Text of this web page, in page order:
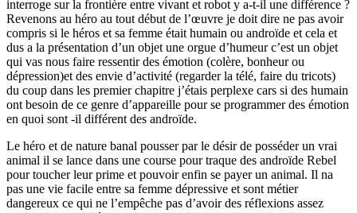
interroge sur la frontière entre vivant et robot y a-t-il une différence ?
Revenons au héro au tout début de l’œuvre je doit dire ne pas avoir
compris si le héros et sa femme était humain ou androïde et cela et
dus a la présentation d’un objet une orgue d’humeur c’est un objet
qui vas nous faire ressentir des émotion (colère, bonheur ou
dépression)et des envie d’activité (regarder la télé, faire du tricots)
du coup dans les premier chapitre j’étais perplexe cars si des humain
ont besoin de ce genre d’appareille pour se programmer des émotion
en quoi sont -il différent des androïde.
Le héro et de nature banal pousser par le désir de posséder un vrai
animal il se lance dans une course pour traque des androïde Rebel
pour toucher leur prime et pouvoir enfin se payer un animal. Il na
pas une vie facile entre sa femme dépressive et sont métier
dangereux ce qui ne l’empêche pas d’avoir des réflexions assez